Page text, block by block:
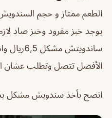
الطعم ممتاز و حجم
يوجد خبز مفرود وخبز صاد
ساندويتش
الأفضل تتصل وتطلب عشان
انصح بأخذ سندويش مشكل